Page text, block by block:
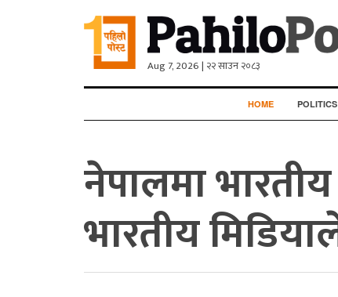
Aug 7, 2026 | २२ साउन २०८३
HOME POLITICS
​नेपालमा
भारतीय